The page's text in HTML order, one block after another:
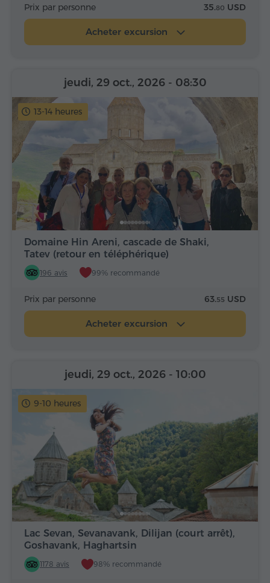
Prix par personne 35.80 USD
Acheter excursion
13-14 heures
Domaine Hin Areni, cascade de Shaki,
Tatev (retour en téléphérique)
196 avis 99% recommandé
jeudi, 29 oct., 2026 - 08:30
Prix par personne 63.55 USD
Acheter excursion
9-10 heures
Lac Sevan, Sevanavank, Dilijan (court arrêt),
Goshavank, Haghartsin
1178 avis 98% recommandé
jeudi, 29 oct., 2026 - 10:00